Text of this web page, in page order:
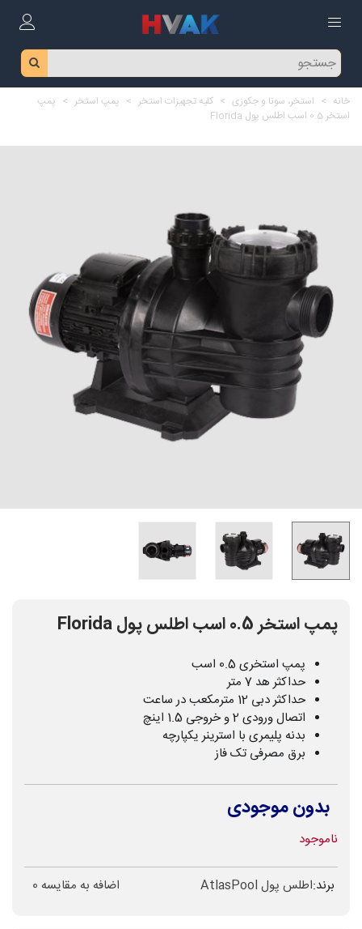
خانه > استخر، سونا و جکوزی > کلیه تجهیزات استخر > پمپ استخر > پمپ
استخر 0.5 اسب اطلس پول Florida
پمپ استخر 0.5 اسب اطلس پول Florida
پمپ استخری 0.5 اسب
حداکثر هد 7 متر
حداکثر دبی 12 مترمکعب در ساعت
اتصال ورودی 2 و خروجی 1.5 اینچ
بدنه پلیمری با استرینر یکپارچه
برق مصرفی تک فاز
بدون موجودی
ناموجود
برند:اطلس پول AtlasPool اضافه به مقایسه 0